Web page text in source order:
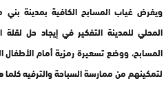
ويفرض غياب المسابح الكافية بمدينة
المحلي للمدينة التفكير في إيجاد حل
المسابح، ووضع تسعيرة رمزية أمام الأطفال
لتمكينهم من ممارسة السباحة والترفيه